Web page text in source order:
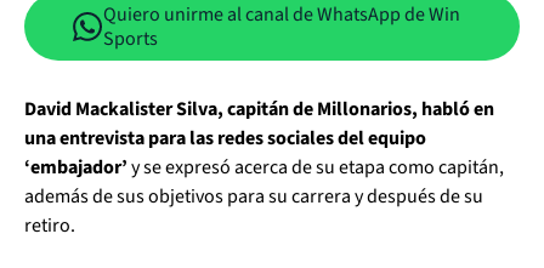
Quiero unirme al canal de WhatsApp de Win
Sports
David Mackalister Silva, capitán de Millonarios, habló en
una entrevista para las redes sociales del equipo
‘embajador’y se expresó acerca de su etapa como capitán,
además de sus objetivos para su carrera y después de su
retiro.